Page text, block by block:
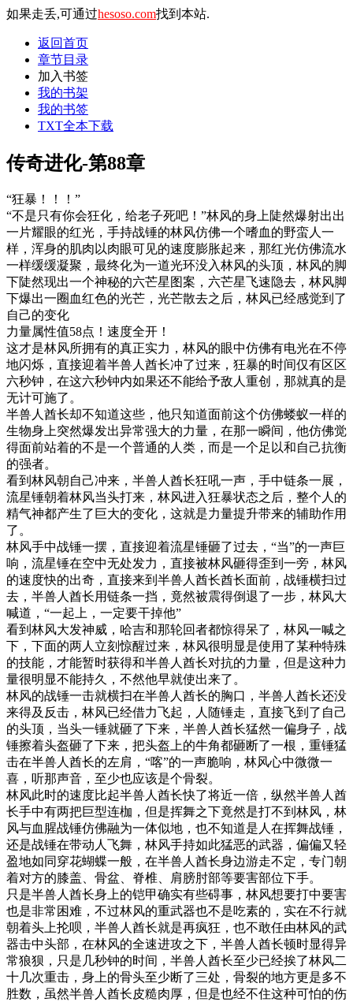
如果走丢,可通过hesoso.com找到本站.
返回首页
章节目录
加入书签
我的书架
我的书签
TXT全本下载
传奇进化-第88章
“狂暴！！！”
“不是只有你会狂化，给老子死吧！”林风的身上陡然爆射出出
一片耀眼的红光，手持战锤的林风仿佛一个嗜血的野蛮人一
样，浑身的肌肉以肉眼可见的速度膨胀起来，那红光仿佛流水
一样缓缓凝聚，最终化为一道光环没入林风的头顶，林风的脚
下陡然现出一个神秘的六芒星图案，六芒星飞速隐去，林风脚
下爆出一圈血红色的光芒，光芒散去之后，林风已经感觉到了
自己的变化
力量属性值58点！速度全开！
这才是林风所拥有的真正实力，林风的眼中仿佛有电光在不停
地闪烁，直接迎着半兽人酋长冲了过来，狂暴的时间仅有区区
六秒钟，在这六秒钟内如果还不能给予敌人重创，那就真的是
无计可施了。
半兽人酋长却不知道这些，他只知道面前这个仿佛蝼蚁一样的
生物身上突然爆发出异常强大的力量，在那一瞬间，他仿佛觉
得面前站着的不是一个普通的人类，而是一个足以和自己抗衡
的强者。
看到林风朝自己冲来，半兽人酋长狂吼一声，手中链条一展，
流星锤朝着林风当头打来，林风进入狂暴状态之后，整个人的
精气神都产生了巨大的变化，这就是力量提升带来的辅助作用
了。
林风手中战锤一摆，直接迎着流星锤砸了过去，“当”的一声巨
响，流星锤在空中无处发力，直接被林风砸得歪到一旁，林风
的速度快的出奇，直接来到半兽人酋长酋长面前，战锤横扫过
去，半兽人酋长用链条一挡，竟然被震得倒退了一步，林风大
喊道，“一起上，一定要干掉他”
看到林风大发神威，哈吉和那轮回者都惊得呆了，林风一喊之
下，下面的两人立刻惊醒过来，林风很明显是使用了某种特殊
的技能，才能暂时获得和半兽人酋长对抗的力量，但是这种力
量很明显不能持久，不然他早就使出来了。
林风的战锤一击就横扫在半兽人酋长的胸口，半兽人酋长还没
来得及反击，林风已经借力飞起，人随锤走，直接飞到了自己
的头顶，当头一锤就砸了下来，半兽人酋长猛然一偏身子，战
锤擦着头盔砸了下来，把头盔上的牛角都砸断了一根，重锤猛
击在半兽人酋长的左肩，“喀”的一声脆响，林风心中微微一
喜，听那声音，至少也应该是个骨裂。
林风此时的速度比起半兽人酋长快了将近一倍，纵然半兽人酋
长手中有两把巨型连枷，但是挥舞之下竟然是打不到林风，林
风与血腥战锤仿佛融为一体似地，也不知道是人在挥舞战锤，
还是战锤在带动人飞舞，林风手持如此猛恶的武器，偏偏又轻
盈地如同穿花蝴蝶一般，在半兽人酋长身边游走不定，专门朝
着对方的膝盖、骨盆、脊椎、肩膀肘部等要害部位下手。
只是半兽人酋长身上的铠甲确实有些碍事，林风想要打中要害
也是非常困难，不过林风的重武器也不是吃素的，实在不行就
朝着头上抡呗，半兽人酋长就是再疯狂，也不敢任由林风的武
器击中头部，在林风的全速进攻之下，半兽人酋长顿时显得异
常狼狈，只是几秒钟的时间，半兽人酋长至少已经挨了林风二
十几次重击，身上的骨头至少断了三处，骨裂的地方更是多不
胜数，虽然半兽人酋长皮糙肉厚，但是也经不住这种可怕的伤